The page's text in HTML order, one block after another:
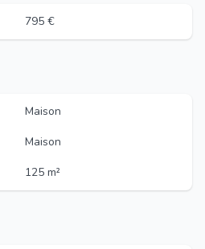
795 €
Maison
Maison
125 m²